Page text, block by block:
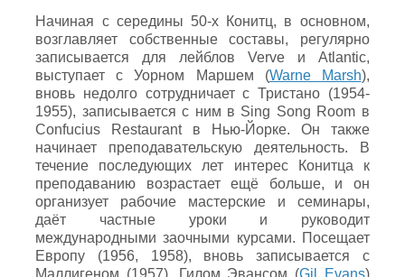
Начиная с середины 50-х Конитц, в основном,
возглавляет собственные составы, регулярно
записывается для лейблов Verve и Atlantic,
выступает c Уорном Маршем (Warne Marsh),
вновь недолго сотрудничает с Тристано (1954-
1955), записывается с ним в Sing Song Room в
Confucius Restaurant в Нью-Йорке. Он также
начинает преподавательскую деятельность. В
течение последующих лет интерес Конитца к
преподаванию возрастает ещё больше, и он
организует рабочие мастерские и семинары,
даёт частные уроки и руководит
международными заочными курсами. Посещает
Европу (1956, 1958), вновь записывается с